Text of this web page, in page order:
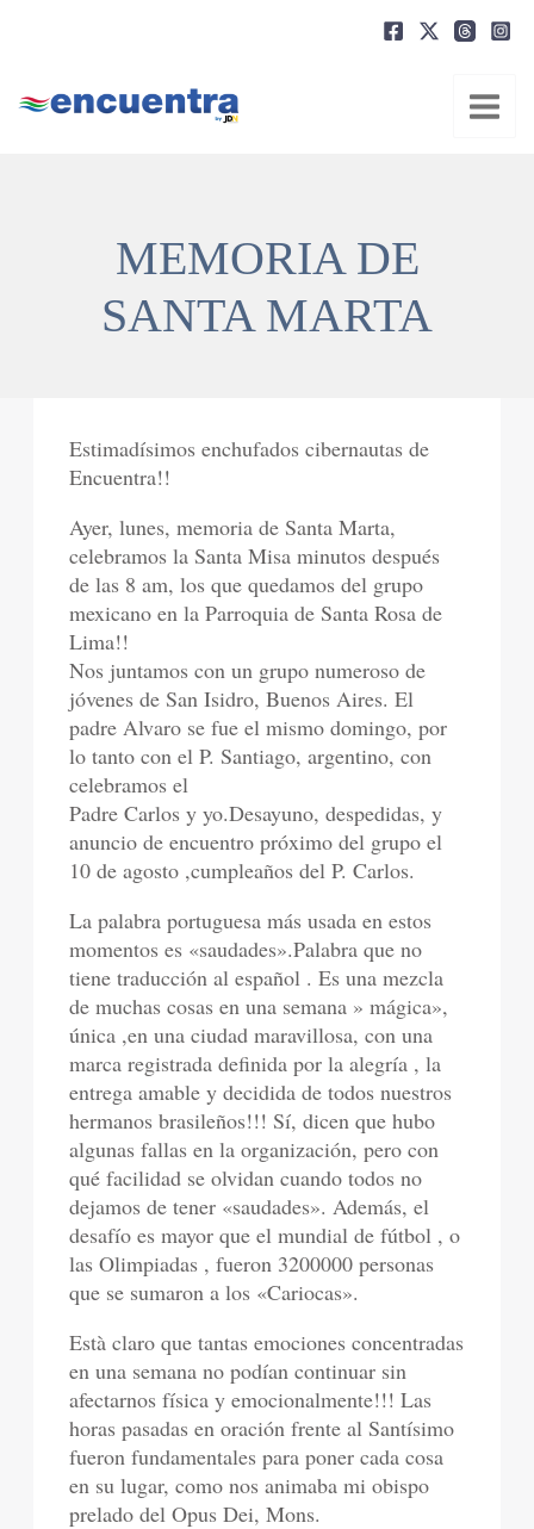
MEMORIA DE
SANTA MARTA
Estimadísimos enchufados cibernautas de
Encuentra!!
Ayer, lunes, memoria de Santa Marta,
celebramos la Santa Misa minutos después
de las 8 am, los que quedamos del grupo
mexicano en la Parroquia de Santa Rosa de
Lima!!
Nos juntamos con un grupo numeroso de
jóvenes de San Isidro, Buenos Aires. El
padre Alvaro se fue el mismo domingo, por
lo tanto con el P. Santiago, argentino, con
celebramos el
Padre Carlos y yo.Desayuno, despedidas, y
anuncio de encuentro próximo del grupo el
10 de agosto ,cumpleaños del P. Carlos.
La palabra portuguesa más usada en estos
momentos es «saudades».Palabra que no
tiene traducción al español . Es una mezcla
de muchas cosas en una semana » mágica»,
única ,en una ciudad maravillosa, con una
marca registrada definida por la alegría , la
entrega amable y decidida de todos nuestros
hermanos brasileños!!! Sí, dicen que hubo
algunas fallas en la organización, pero con
qué facilidad se olvidan cuando todos no
dejamos de tener «saudades». Además, el
desafío es mayor que el mundial de fútbol , o
las Olimpiadas , fueron 3200000 personas
que se sumaron a los «Cariocas».
Està claro que tantas emociones concentradas
en una semana no podían continuar sin
afectarnos física y emocionalmente!!! Las
horas pasadas en oración frente al Santísimo
fueron fundamentales para poner cada cosa
en su lugar, como nos animaba mi obispo
prelado del Opus Dei, Mons.